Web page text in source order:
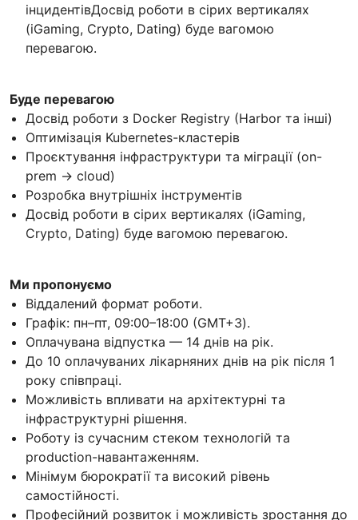
інцидентівДосвід роботи в сірих вертикалях
(iGaming, Crypto, Dating) буде вагомою
перевагою.
Буде перевагою
Досвід роботи з Docker Registry (Harbor та інші)
Оптимізація Kubernetes-кластерів
Проєктування інфраструктури та міграції (on-
prem → cloud)
Розробка внутрішніх інструментів
Досвід роботи в сірих вертикалях (iGaming,
Crypto, Dating) буде вагомою перевагою.
Ми пропонуємо
Віддалений формат роботи.
Графік: пн–пт, 09:00–18:00 (GMT+3).
Оплачувана відпустка — 14 днів на рік.
До 10 оплачуваних лікарняних днів на рік після 1
року співпраці.
Можливість впливати на архітектурні та
інфраструктурні рішення.
Роботу із сучасним стеком технологій та
production-навантаженням.
Мінімум бюрократії та високий рівень
самостійності.
Професійний розвиток і можливість зростання до